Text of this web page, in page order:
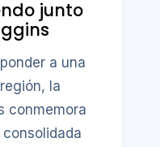
junto
a una
la
conmemora